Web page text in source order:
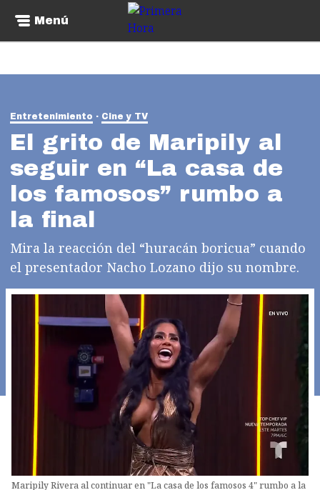
Menú
Entretenimiento Cine y TV
El grito de Maripily al
seguir en “La casa de
los famosos” rumbo a
la final
Mira la reacción del “huracán boricua” cuando
el presentador Nacho Lozano dijo su nombre.
Maripily Rivera al continuar en "La casa de los famosos 4" rumbo a la